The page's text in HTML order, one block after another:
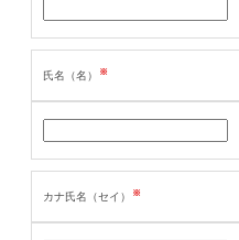
氏名（名） ※
カナ氏名（セイ） ※